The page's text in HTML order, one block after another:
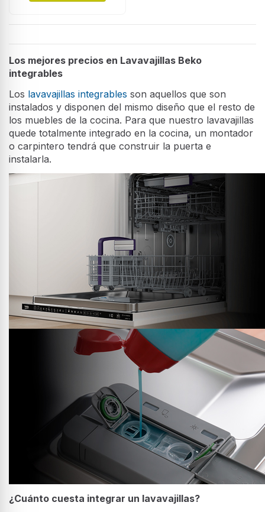
Los mejores precios en Lavavajillas Beko
integrables
Los lavavajillas integrables son aquellos que son
instalados y disponen del mismo diseño que el resto de
los muebles de la cocina. Para que nuestro lavavajillas
quede totalmente integrado en la cocina, un montador
o carpintero tendrá que construir la puerta e
instalarla.
¿Cuánto cuesta integrar un lavavajillas?